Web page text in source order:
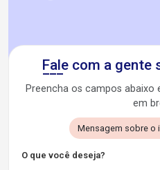
Fale com a gente
Preencha os campos
em
Mensagem sobre o
O que você deseja?